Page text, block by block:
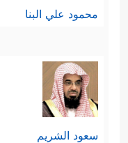
محمود علي البنا
سعود الشريم